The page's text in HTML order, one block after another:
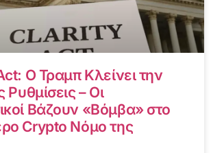
Ο Τραμπ Κλείνει την
Ρυθμίσεις – Οι
Βάζουν «Βόμβα» στο
Crypto Νόμο της